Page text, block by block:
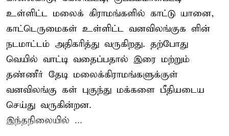
உள்ளிட்ட மலைக் கிராமங்களில் காட்டு யானை,
காட்டெருமைகள் உள்ளிட்ட வனவிலங்குக ளின்
நடமாட்டம் அதிகரித்து வருகிறது. தற்போது
வெயில் வாட்டி வதைப்பதால் இரை மற்றும்
தண்ணீர் தேடி மலைக்கிராமங்களுக்குள்
வனவிலங்கு கள் புகுந்து மக்களை பீதியடைய
செய்து வருகின்றன.
இந்தநிலையில் ...